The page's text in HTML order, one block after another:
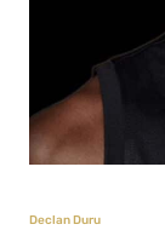
Declan Duru